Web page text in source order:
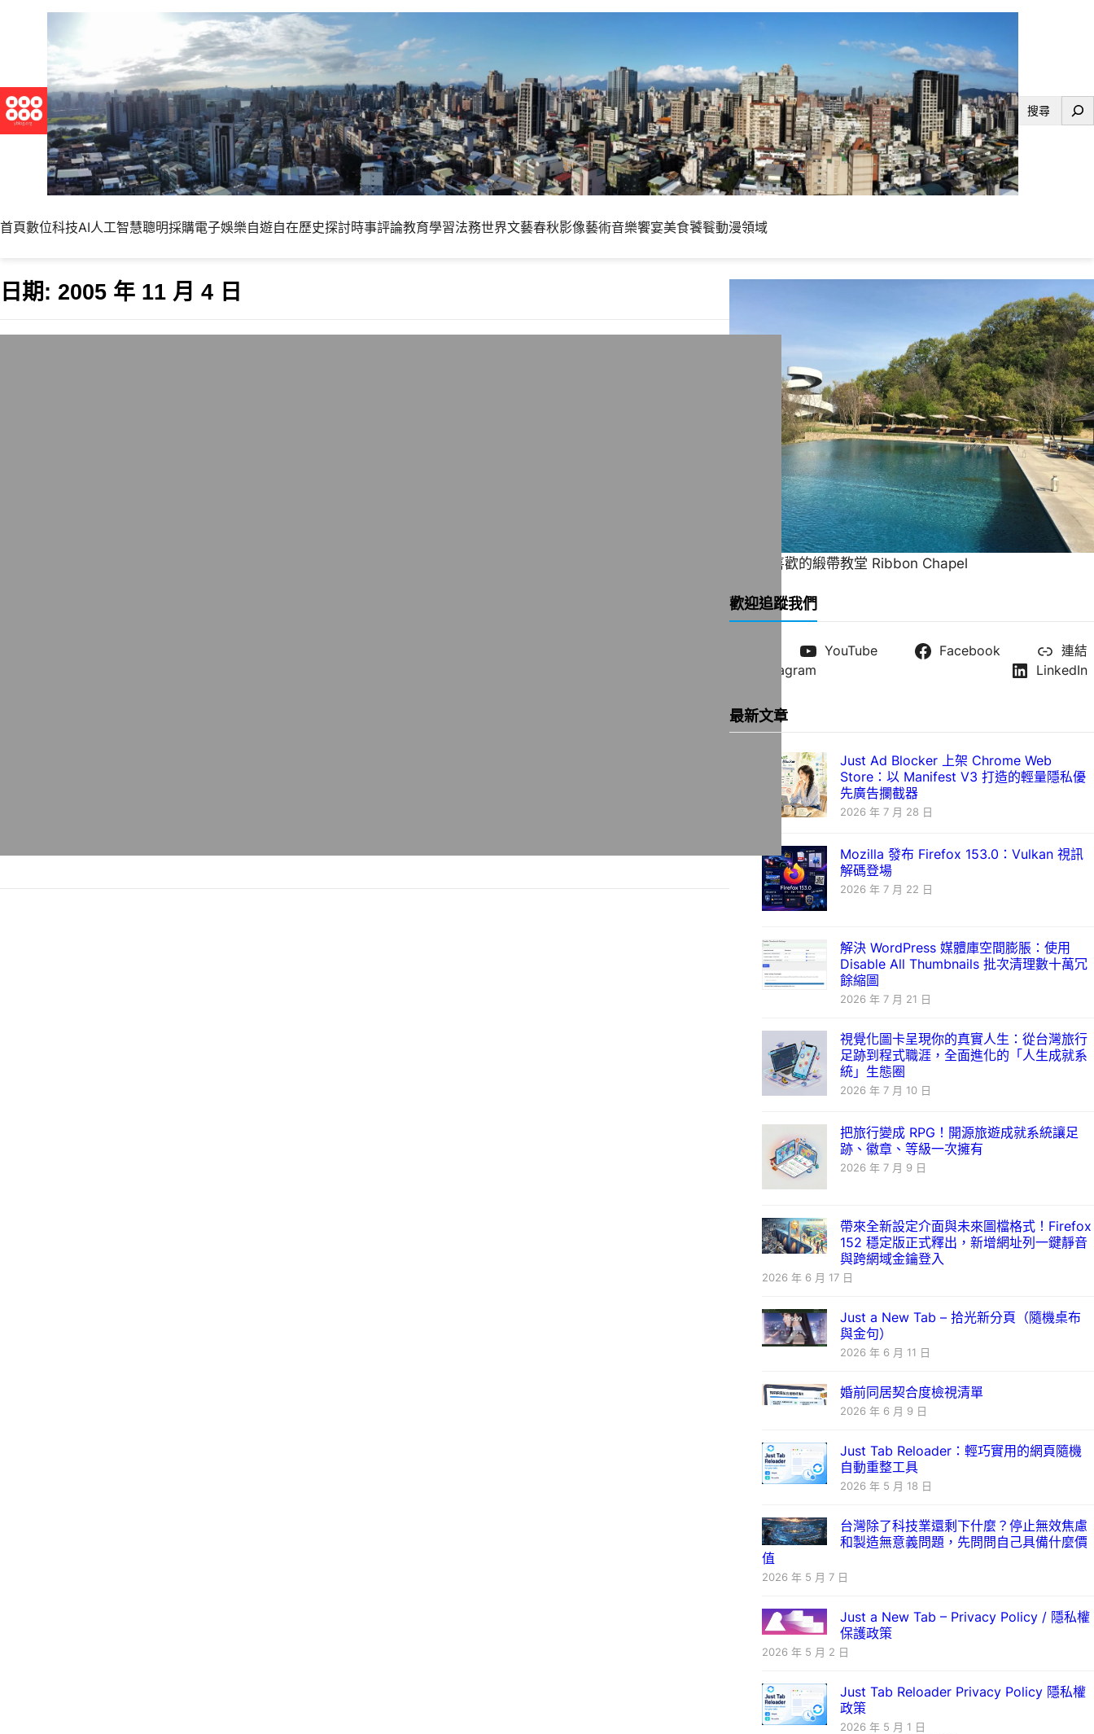
搜
首頁數位科技AI人工智慧聰明採購電子娛樂自遊自在歷史探討時事評論教育學習法務世界文藝春秋影像藝術音樂饗宴美食饕餮動漫領域
日期: 2005 年 11 月 4 日
一直很喜歡的緞帶教堂 Ribbon Chapel
歡迎追蹤我們
YouTube Facebook
連結
Instagram
LinkedIn
最新文章
Just Ad Blocker 上架 Chrome Web
Store：以 Manifest V3 打造的輕量隱私優
先廣告攔截器
2026 年 7 月 28 日
Mozilla 發布 Firefox 153.0：Vulkan 視訊
解碼登場
2026 年 7 月 22 日
解決 WordPress 媒體庫空間膨脹：使用
Disable All Thumbnails 批次清理數十萬冗
餘縮圖
2026 年 7 月 21 日
視覺化圖卡呈現你的真實人生：從台灣旅行
足跡到程式職涯，全面進化的「人生成就系
統」生態圈
2026 年 7 月 10 日
把旅行變成 RPG！開源旅遊成就系統讓足
跡、徽章、等級一次擁有
2026 年 7 月 9 日
帶來全新設定介面與未來圖檔格式！Firefox
152 穩定版正式釋出，新增網址列一鍵靜音
與跨網域金鑰登入
2026 年 6 月 17 日
Just a New Tab – 拾光新分頁（隨機桌布
與金句）
2026 年 6 月 11 日
婚前同居契合度檢視清單
2026 年 6 月 9 日
Just Tab Reloader：輕巧實用的網頁隨機
自動重整工具
2026 年 5 月 18 日
台灣除了科技業還剩下什麼？停止無效焦慮
和製造無意義問題，先問問自己具備什麼價
值
2026 年 5 月 7 日
Just a New Tab – Privacy Policy / 隱私權
保護政策
2026 年 5 月 2 日
Just Tab Reloader Privacy Policy 隱私權
政策
2026 年 5 月 1 日